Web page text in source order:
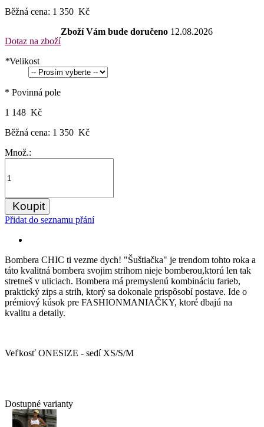
Běžná cena: 1 350 Kč
Dotaz na zboží
Zboží Vám bude doručeno 12.08.2026
*Velikost
* Povinná pole
1 148 Kč
Běžná cena: 1 350 Kč
Množ.:
Koupit
Přidat do seznamu přání
Bombera CHIC ti vezme dych! "Šuštiačka" je trendom tohto roka a
táto kvalitná bombera svojim strihom nieje bomberou,ktorú len tak
stretneš v uliciach. Bombera má premyslenú kombináciu farieb,
praktický zips a strih, ktorý sa dokonale prispôsobí postave. Ide o
prémiový kúsok pre FASHIONMANIAČKY, ktoré dbajú na
kvalitu a detaily.
Veľkosť ONESIZE - sedí XS/S/M
Dostupné varianty